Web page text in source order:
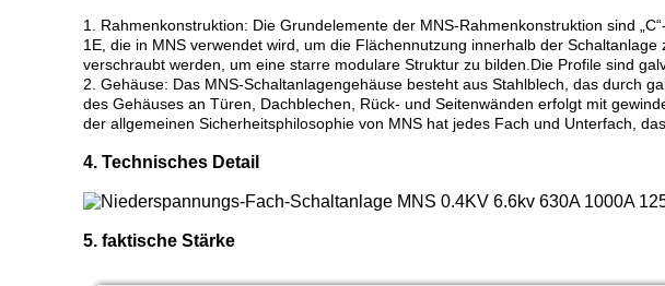
1. Rahmenkonstruktion: Die Grundelemente der MNS-Rahmenkonstruktion sind
1E, die in MNS verwendet wird, um die Flächennutzung innerhalb der
verschraubt werden, um eine starre modulare Struktur zu bilden.Die Profile sind
2. Gehäuse: Das MNS-Schaltanlagengehäuse besteht aus Stahlblech, das durch
des Gehäuses an Türen, Dachblechen, Rück- und Seitenwänden erfolgt mit
der allgemeinen Sicherheitsphilosophie von MNS hat jedes Fach und Unterfach,
4. Technisches Detail
5. faktische Stärke